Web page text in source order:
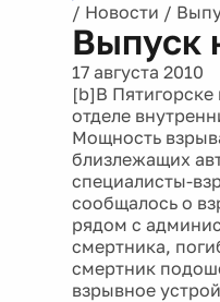
/ Новости /
Выпуск
17 августа 2010
[b]В
отделе
Мощность
близлежащих
специалисты-
сообщалось о
рядом с
смертника,
смертник
взрывное